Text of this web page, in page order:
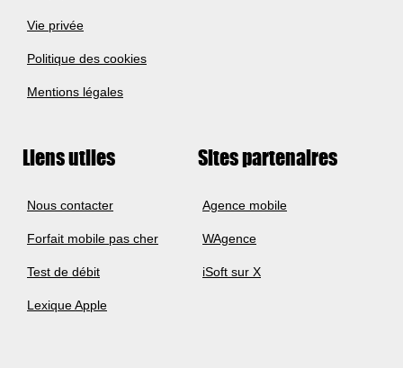
Vie privée
Politique des cookies
Mentions légales
Liens utiles
Nous contacter
Forfait mobile pas cher
Test de débit
Lexique Apple
Sites partenaires
Agence mobile
WAgence
iSoft sur X